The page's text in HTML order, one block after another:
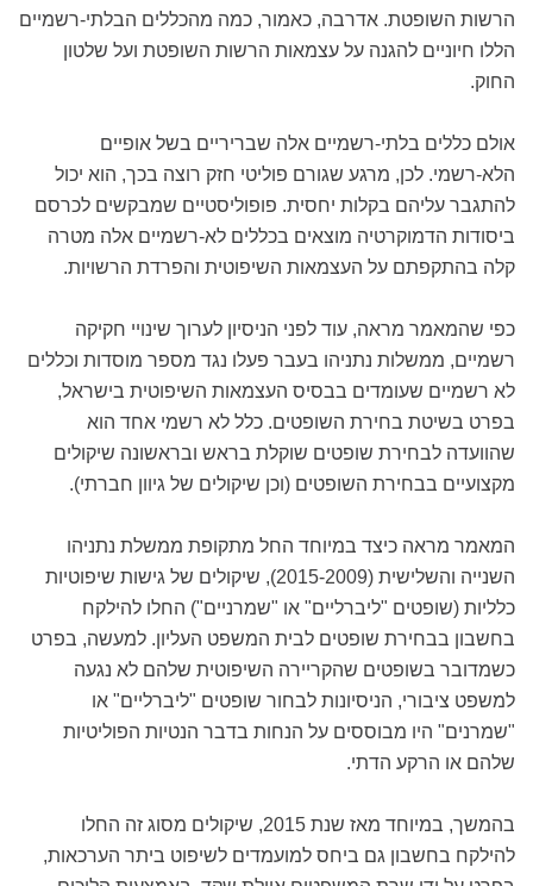
הרשות השופטת. אדרבה, כאמור, כמה מהכללים הבלתי-רשמיים
הללו חיוניים להגנה על עצמאות הרשות השופטת ועל שלטון
החוק.
אולם כללים בלתי-רשמיים אלה שבריריים בשל אופיים
הלא-רשמי. לכן, מרגע שגורם פוליטי חזק רוצה בכך, הוא יכול
להתגבר עליהם בקלות יחסית. פופוליסטיים שמבקשים לכרסם
ביסודות הדמוקרטיה מוצאים בכללים לא-רשמיים אלה מטרה
קלה בהתקפתם על העצמאות השיפוטית והפרדת הרשויות.
כפי שהמאמר מראה, עוד לפני הניסיון לערוך שינויי חקיקה
רשמיים, ממשלות נתניהו בעבר פעלו נגד מספר מוסדות וכללים
לא רשמיים שעומדים בבסיס העצמאות השיפוטית בישראל,
בפרט בשיטת בחירת השופטים. כלל לא רשמי אחד הוא
שהוועדה לבחירת שופטים שוקלת בראש ובראשונה שיקולים
מקצועיים בבחירת השופטים (וכן שיקולים של גיוון חברתי).
המאמר מראה כיצד במיוחד החל מתקופת ממשלת נתניהו
השנייה והשלישית (2015-2009), שיקולים של גישות שיפוטיות
כלליות (שופטים "ליברליים" או "שמרניים") החלו להילקח
בחשבון בבחירת שופטים לבית המשפט העליון. למעשה, בפרט
כשמדובר בשופטים שהקריירה השיפוטית שלהם לא נגעה
למשפט ציבורי, הניסיונות לבחור שופטים "ליברליים" או
"שמרנים" היו מבוססים על הנחות בדבר הנטיות הפוליטיות
שלהם או הרקע הדתי.
בהמשך, במיוחד מאז שנת 2015, שיקולים מסוג זה החלו
להילקח בחשבון גם ביחס למועמדים לשיפוט ביתר הערכאות,